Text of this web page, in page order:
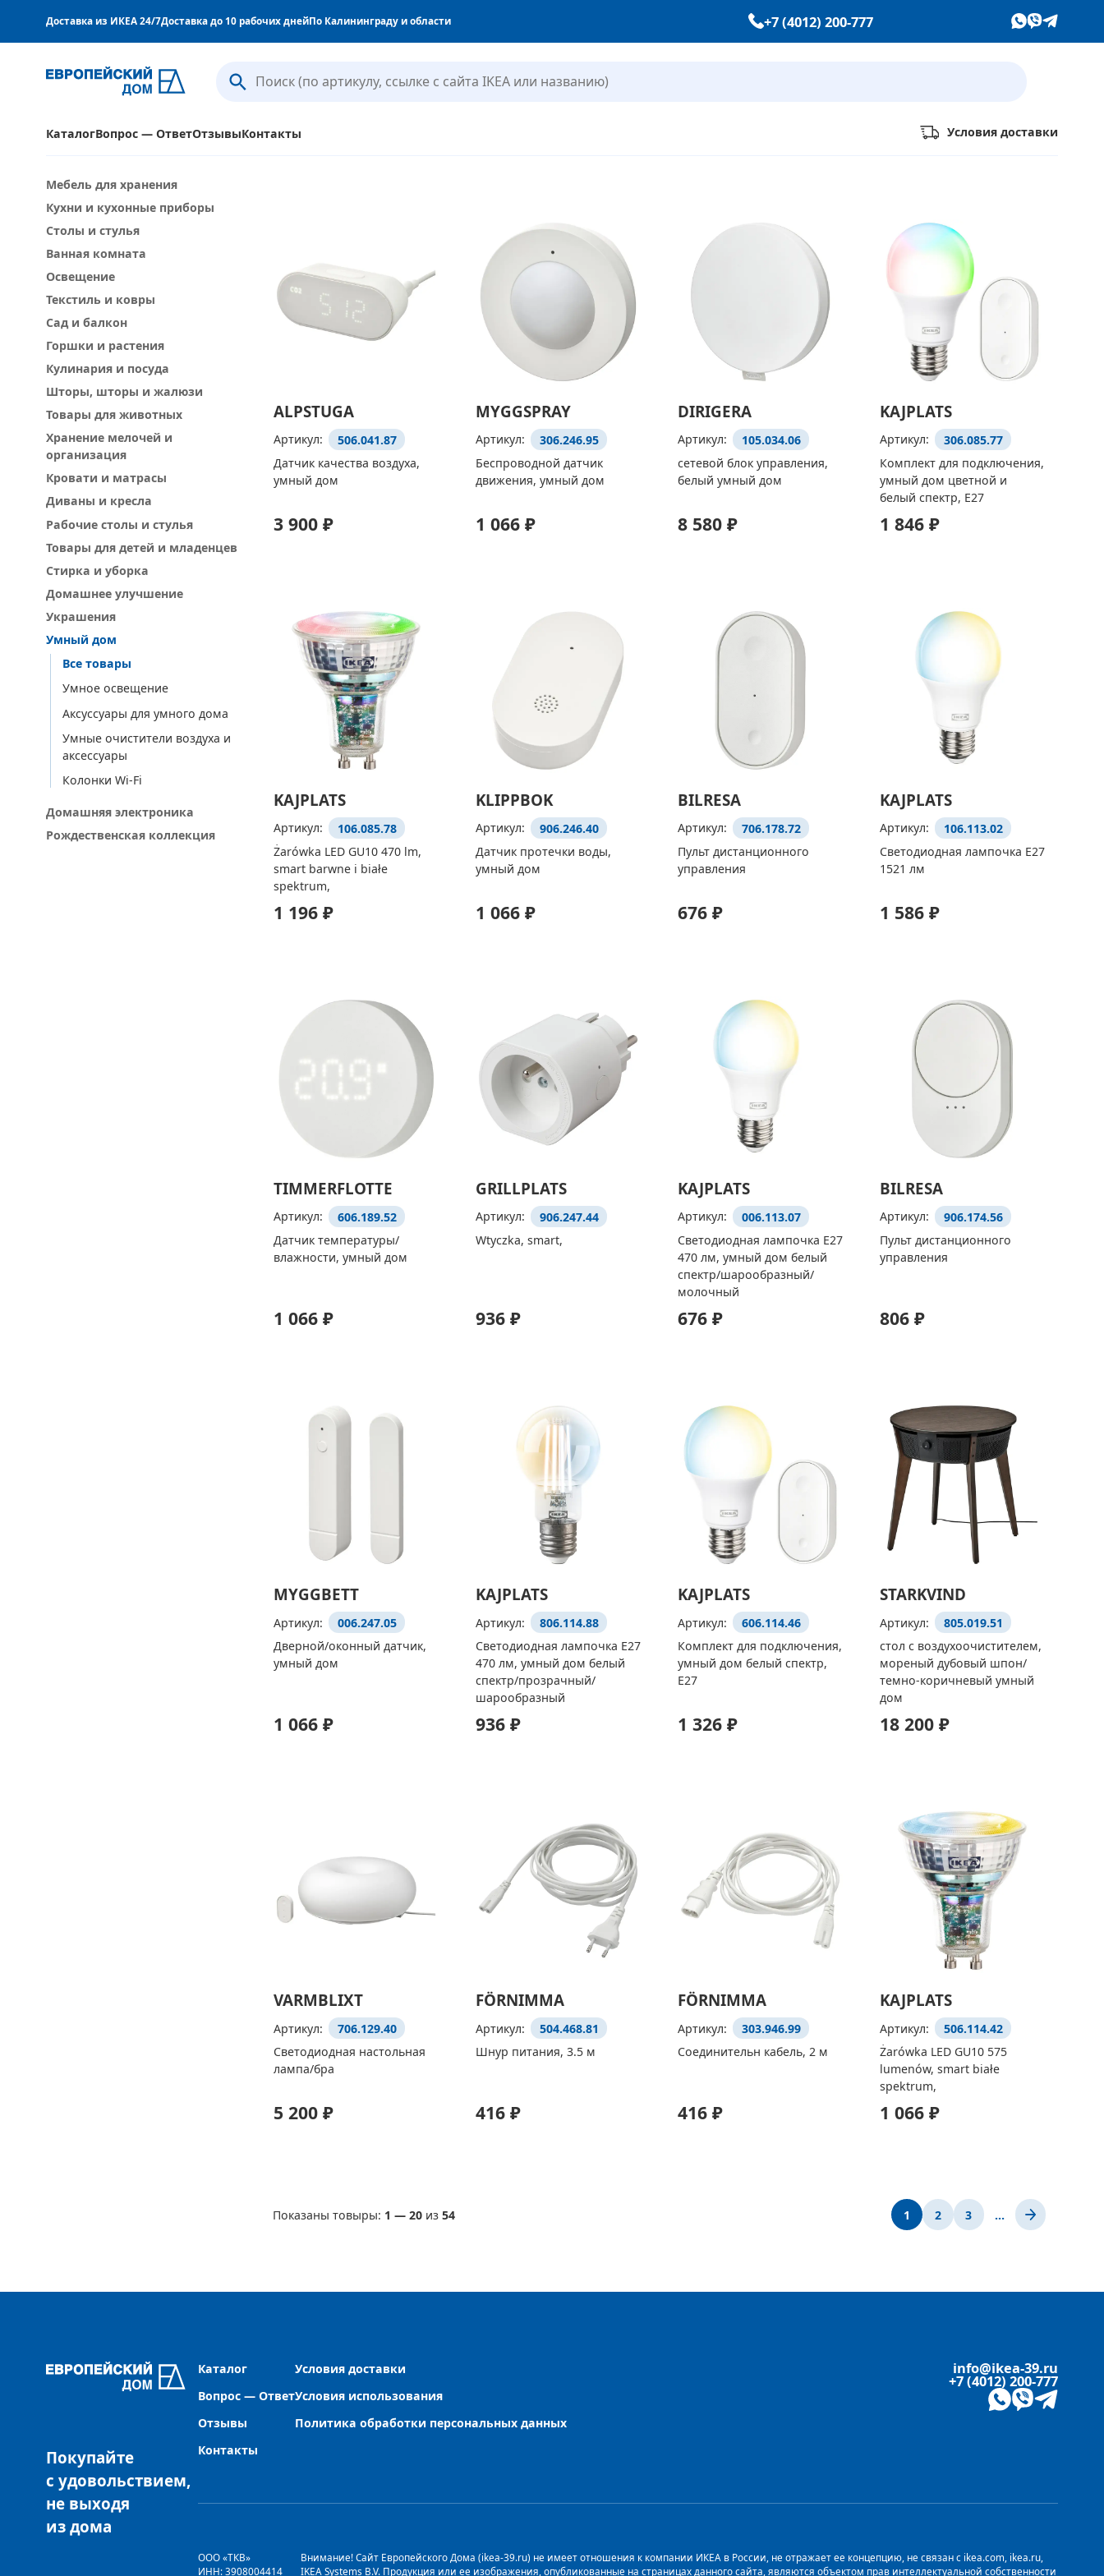
Доставка из ИКЕА 24/7Доставка до 10 рабочих днейПо Калининграду и области +7 (4012) 200-777
КаталогВопрос — ОтветОтзывыКонтакты Условия доставки
Мебель для хранения
Кухни и кухонные приборы
Столы и стулья
Ванная комната
Освещение
Текстиль и ковры
Сад и балкон
Горшки и растения
Кулинария и посуда
Шторы, шторы и жалюзи
Товары для животных
Хранение мелочей и
организация
Кровати и матрасы
Диваны и кресла
Рабочие столы и стулья
Товары для детей и младенцев
Стирка и уборка
Домашнее улучшение
Украшения
Умный дом
Все товары
Умное освещение
Аксуссуары для умного дома
Умные очистители воздуха и
аксессуары
Колонки Wi-Fi
Домашняя электроника
Рождественская коллекция
ALPSTUGA
Артикул:
506.041.87
Датчик качества воздуха,
умный дом
3 900 ₽
MYGGSPRAY
Артикул:
306.246.95
Беспроводной датчик
движения, умный дом
1 066 ₽
DIRIGERA
Артикул:
105.034.06
сетевой блок управления,
белый умный дом
8 580 ₽
KAJPLATS
Артикул:
306.085.77
Комплект для подключения,
умный дом цветной и
белый спектр, E27
1 846 ₽
KAJPLATS
Артикул:
106.085.78
Żarówka LED GU10 470 lm,
smart barwne i białe
spektrum,
1 196 ₽
KLIPPBOK
Артикул:
906.246.40
Датчик протечки воды,
умный дом
1 066 ₽
BILRESA
Артикул:
706.178.72
Пульт дистанционного
управления
676 ₽
KAJPLATS
Артикул:
106.113.02
Светодиодная лампочка E27
1521 лм
1 586 ₽
TIMMERFLOTTE
Артикул:
606.189.52
Датчик температуры/
влажности, умный дом
1 066 ₽
GRILLPLATS
Артикул:
906.247.44
Wtyczka, smart,
936 ₽
KAJPLATS
Артикул:
006.113.07
Светодиодная лампочка E27
470 лм, умный дом белый
спектр/шарообразный/
молочный
676 ₽
BILRESA
Артикул:
906.174.56
Пульт дистанционного
управления
806 ₽
MYGGBETT
Артикул:
006.247.05
Дверной/оконный датчик,
умный дом
1 066 ₽
KAJPLATS
Артикул:
806.114.88
Светодиодная лампочка E27
470 лм, умный дом белый
спектр/прозрачный/
шарообразный
936 ₽
KAJPLATS
Артикул:
606.114.46
Комплект для подключения,
умный дом белый спектр,
E27
1 326 ₽
STARKVIND
Артикул:
805.019.51
стол с воздухоочистителем,
мореный дубовый шпон/
темно-коричневый умный
дом
18 200 ₽
VARMBLIXT
Артикул:
706.129.40
Светодиодная настольная
лампа/бра
5 200 ₽
FÖRNIMMA
Артикул:
504.468.81
Шнур питания, 3.5 м
416 ₽
FÖRNIMMA
Артикул:
303.946.99
Соединительн кабель, 2 м
416 ₽
KAJPLATS
Артикул:
506.114.42
Żarówka LED GU10 575
lumenów, smart białe
spektrum,
1 066 ₽
Показаны товыры: 1 — 20из 54 1 2 3 …
Покупайте
с удовольствием,
не выходя
из дома
Каталог
Вопрос — Ответ
Отзывы
Контакты
Условия доставки
Условия использования
Политика обработки персональных данных
info@ikea-39.ru
+7 (4012) 200-777
ООО «ТКВ»
ИНН: 3908004414
Внимание! Сайт Европейского Дома (ikea-39.ru) не имеет отношения к компании ИКЕА в России, не отражает ее концепцию, не связан с ikea.com, ikea.ru,
IKEA Systems B.V. Продукция или ее изображения, опубликованные на страницах данного сайта, являются объектом прав интеллектуальной собственности